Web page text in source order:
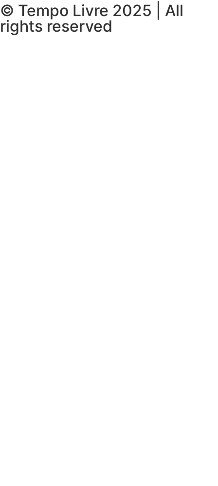
© Tempo Livre 2025 | All
rights reserved